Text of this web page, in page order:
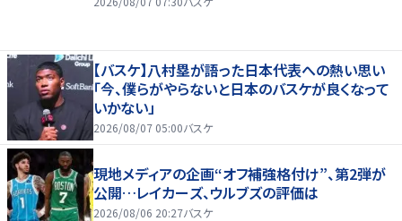
【バスケ】八村塁が語った日本代表への熱い思い
「今、僕らがやらないと日本のバスケが良くなって
いかない」
2026/08/07 05:00バスケ
現地メディアの企画“オフ補強格付け”、第2弾が
公開…レイカーズ、ウルブズの評価は
2026/08/06 20:27バスケ